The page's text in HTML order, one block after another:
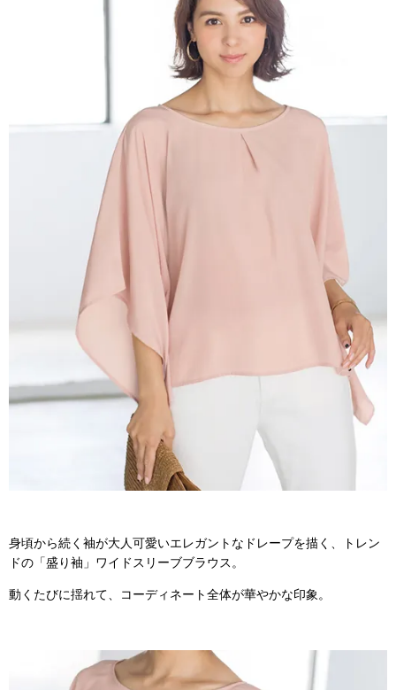
身頃から続く袖が大人可愛いエレガントなドレープを描く、トレン
ドの「盛り袖」ワイドスリーブブラウス。
動くたびに揺れて、コーディネート全体が華やかな印象。